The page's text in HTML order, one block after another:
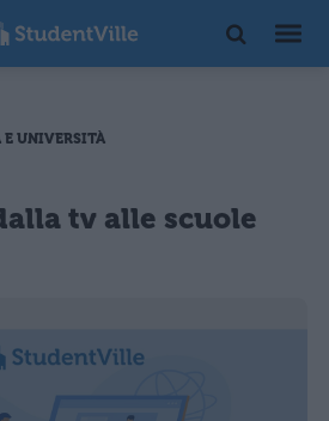
E UNIVERSITÀ
tv alle scuole